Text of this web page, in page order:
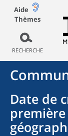
Aide
Thèmes
RECHERCHE
Date de